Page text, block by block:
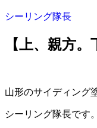
シーリング隊長
【上、親方。
山形のサイディング
シーリング隊長です。